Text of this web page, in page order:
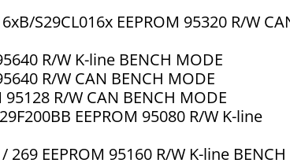
S29CL016x EEPROM 95320 R/W
R/W K-line BENCH MODE
R/W CAN BENCH MODE
R/W CAN BENCH MODE
EEPROM 95080 R/W K-line
EEPROM 95160 R/W K-line BENCH